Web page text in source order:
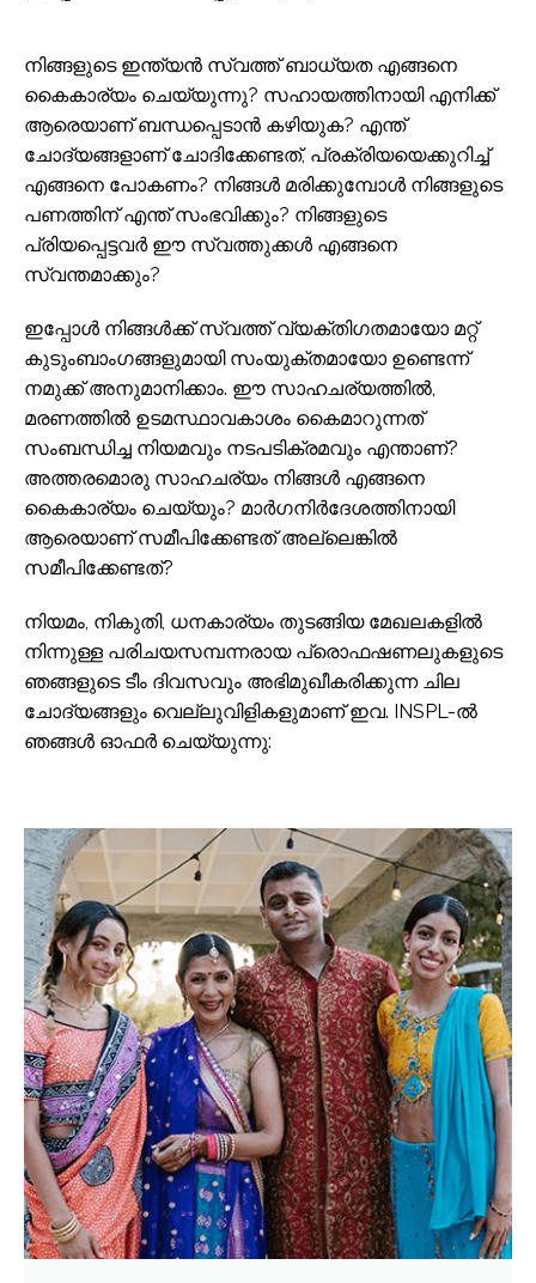
നിങ്ങളുടെ ഇന്ത്യൻ സ്വത്ത് ബാധ്യത എങ്ങനെ
കൈകാര്യം ചെയ്യുന്നു? സഹായത്തിനായി എനിക്ക്
ആരെയാണ് ബന്ധപ്പെടാൻ കഴിയുക? എന്ത്
ചോദ്യങ്ങളാണ് ചോദിക്കേണ്ടത്, പ്രക്രിയയെക്കുറിച്ച്
എങ്ങനെ പോകണം? നിങ്ങൾ മരിക്കുമ്പോൾ നിങ്ങളുടെ
പണത്തിന് എന്ത് സംഭവിക്കും? നിങ്ങളുടെ
പ്രിയപ്പെട്ടവർ ഈ സ്വത്തുക്കൾ എങ്ങനെ
സ്വന്തമാക്കും?
ഇപ്പോൾ നിങ്ങൾക്ക് സ്വത്ത് വ്യക്തിഗതമായോ മറ്റ്
കുടുംബാംഗങ്ങളുമായി സംയുക്തമായോ ഉണ്ടെന്ന്
നമുക്ക് അനുമാനിക്കാം. ഈ സാഹചര്യത്തിൽ,
മരണത്തിൽ ഉടമസ്ഥാവകാശം കൈമാറുന്നത്
സംബന്ധിച്ച നിയമവും നടപടിക്രമവും എന്താണ്?
അത്തരമൊരു സാഹചര്യം നിങ്ങൾ എങ്ങനെ
കൈകാര്യം ചെയ്യും? മാർഗനിർദേശത്തിനായി
ആരെയാണ് സമീപിക്കേണ്ടത് അല്ലെങ്കിൽ
സമീപിക്കേണ്ടത്?
നിയമം, നികുതി, ധനകാര്യം തുടങ്ങിയ മേഖലകളിൽ
നിന്നുള്ള പരിചയസമ്പന്നരായ പ്രൊഫഷണലുകളുടെ
ഞങ്ങളുടെ ടീം ദിവസവും അഭിമുഖീകരിക്കുന്ന ചില
ചോദ്യങ്ങളും വെല്ലുവിളികളുമാണ് ഇവ. INSPL-ൽ
ഞങ്ങൾ ഓഫർ ചെയ്യുന്നു: